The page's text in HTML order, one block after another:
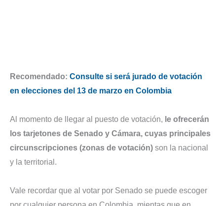
Recomendado: Consulte si será jurado de votación
en elecciones del 13 de marzo en Colombia
Al momento de llegar al puesto de votación, le ofrecerán
los tarjetones de Senado y Cámara, cuyas principales
circunscripciones (zonas de votación) son la nacional
y la territorial.
Vale recordar que al votar por Senado se puede escoger